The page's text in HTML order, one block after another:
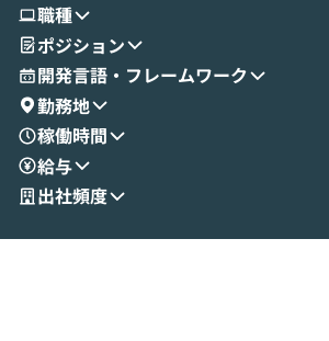
せいただきます。数分でワークフローが完
成する手軽さや、Gmail等の外部サービス
とセキュアに連携できるポイントなど、実
演を通じて具体的なイメージをお届けしま
す。 後半のディスカッションでは、セキュ
リティの考え方や社内導入の進め方など、
現場目線でさらに深掘りしていきます。
「自分の業務をAIで自動化してみたいけ
いう方にこそ参加いただきたいイベントで
職種
ポジション
開発言語・フレームワーク
勤務地
稼働時間
給与
出社頻度